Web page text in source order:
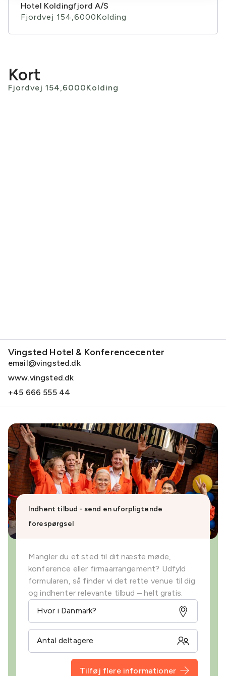
Hotel Koldingfjord A/S
Fjordvej 154,6000Kolding
Kort
Fjordvej 154,6000Kolding
Vingsted Hotel & Konferencecenter
email@vingsted.dk
www.vingsted.dk
+45 666 555 44
Indhent tilbud - send en uforpligtende
forespørgsel
Mangler du et sted til dit næste møde,
konference eller firmaarrangement? Udfyld
formularen, så finder vi det rette venue til dig
og indhenter relevante tilbud – helt gratis.
Tilføj flere informationer